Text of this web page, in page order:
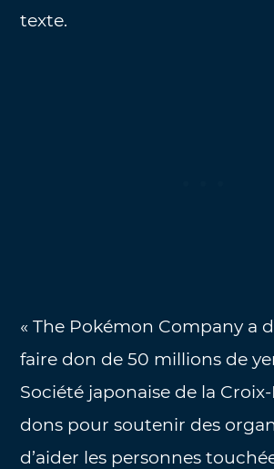
texte.
« The Pokémon Company a
faire don de 50 millions de
Société japonaise de la
dons pour soutenir des
d’aider les personnes